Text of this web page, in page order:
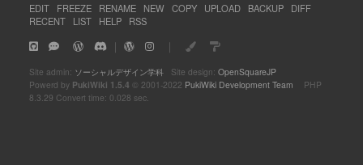
EDIT FREEZE RENAME NEW COPY UPLOAD BACKUP
DIFF
RECENT
LIST HELP RSS
｜ ｜
Site admin: ソーシャルデザイン学科Site design: OpenSquareJP
Powerd by PukiWiki 1.5.4 © 2001-2022 PukiWiki Development Team PHP
8.3.29 Convert time: 0.028 sec.